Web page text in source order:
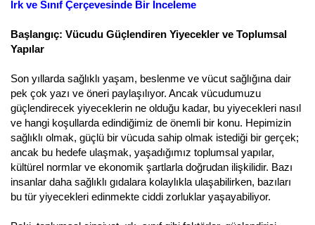
Irk ve Sınıf Çerçevesinde Bir İnceleme
Başlangıç: Vücudu Güçlendiren Yiyecekler ve Toplumsal
Yapılar
Son yıllarda sağlıklı yaşam, beslenme ve vücut sağlığına dair
pek çok yazı ve öneri paylaşılıyor. Ancak vücudumuzu
güçlendirecek yiyeceklerin ne olduğu kadar, bu yiyecekleri nasıl
ve hangi koşullarda edindiğimiz de önemli bir konu. Hepimizin
sağlıklı olmak, güçlü bir vücuda sahip olmak istediği bir gerçek;
ancak bu hedefe ulaşmak, yaşadığımız toplumsal yapılar,
kültürel normlar ve ekonomik şartlarla doğrudan ilişkilidir. Bazı
insanlar daha sağlıklı gıdalara kolaylıkla ulaşabilirken, bazıları
bu tür yiyecekleri edinmekte ciddi zorluklar yaşayabiliyor.